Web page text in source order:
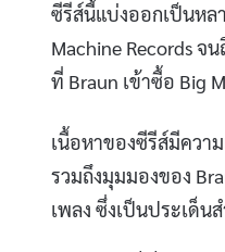
ซีรีส์นี้แบ่งออกเป็นหล
Machine Records จ
ที่ Braun เข้าซื้อ Big
เนื้อหาของซีรีส์มีควา
รวมถึงมุมมองของ
เพลง ซึ่งเป็นประเด็น